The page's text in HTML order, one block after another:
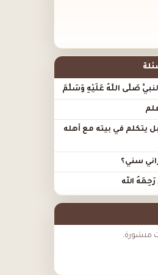
صَلَّى اللَّهُ عَلَيْهِ وَسَلَّمَ
يتكلم في بيته مع أهله
منشورة.